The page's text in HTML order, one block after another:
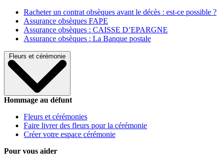
Racheter un contrat obsèques avant le décès : est-ce possible ?
Assurance obsèques FAPE
Assurance obsèques : CAISSE D’EPARGNE
Assurance obsèques : La Banque postale
Fleurs et cérémonie
Hommage au défunt
Fleurs et cérémonies
Faire livrer des fleurs pour la cérémonie
Créer votre espace cérémonie
Pour vous aider